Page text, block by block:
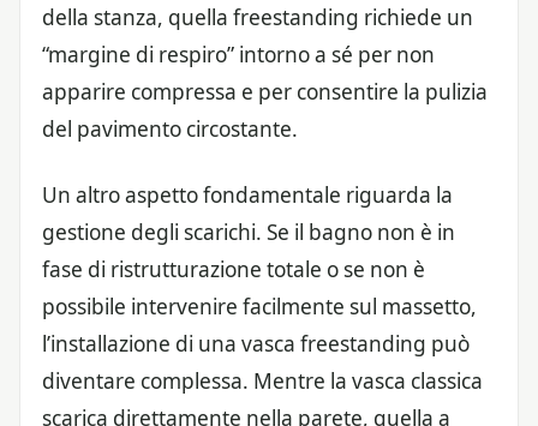
della stanza, quella freestanding richiede un
“margine di respiro” intorno a sé per non
apparire compressa e per consentire la pulizia
del pavimento circostante.
Un altro aspetto fondamentale riguarda la
gestione degli scarichi. Se il bagno non è in
fase di ristrutturazione totale o se non è
possibile intervenire facilmente sul massetto,
l’installazione di una vasca freestanding può
diventare complessa. Mentre la vasca classica
scarica direttamente nella parete, quella a